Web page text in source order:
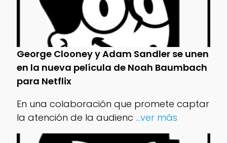
George Clooney y Adam Sandler se unen
en la nueva película de Noah Baumbach
para Netflix
En una colaboración que promete captar
la atención de la audienc ...ver más